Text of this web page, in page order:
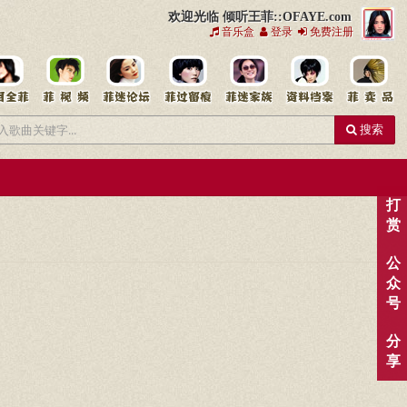
欢迎光临 倾听王菲::OFAYE.com
音乐盒 登录 免费注册
搜索
打
赏
公
众
号
分
享